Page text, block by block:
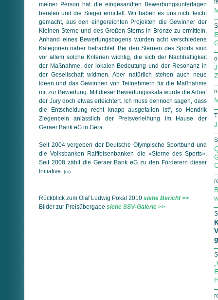
meiner Person hat die eingesandten Bewerbungsunterlagen
beraten und die Sieger ermittelt. Wir haben es uns nicht leicht
gemacht, aus den eingereichten Projekten die Gewinner der
Kleinen Sterne und des Großen Sterns in Bronze zu ermitteln.
Anhand eines Bewertungsbogens wurden acht verschiedene
Kategorien näher betrachtet. Bei den Sternen des Sports sind
vor allem solche Kriterien wichtig, die sich der Nachhaltigkeit
der Maßnahme, der lokalen Bedeutung und der Resonanz in
der Gesellschaft widmen. Aber natürlich stehen auch neue
Ideen und das Gewinnen von Teilnehmern für die Maßnahme
mit zur Bewertung. Mit dieser Bewertungsskala wurde die Arbeit
der Jury doch etwas erleichtert. Ich muss dennoch sagen, dass
die Entscheidung recht knapp ausgefallen ist“, so Hendrik
Ziegenbein anlässlich der Preisverleihung im Hause der
Geraer Bank eG in Gera.
Seit 2004 vergeben der Deutsche Olympische Sportbund und
die Volksbanken Raiffeisenbanken die «Sterne des Sports».
Seit 2008 zählt die Geraer Bank eG zu den Förderern dieser
Initiative. (rs)
Rückblick zum Olaf Ludwig Pokal 2010 siehe Bericht >>
Bilder zur Preisübergabe siehe SSV-Galerie >>